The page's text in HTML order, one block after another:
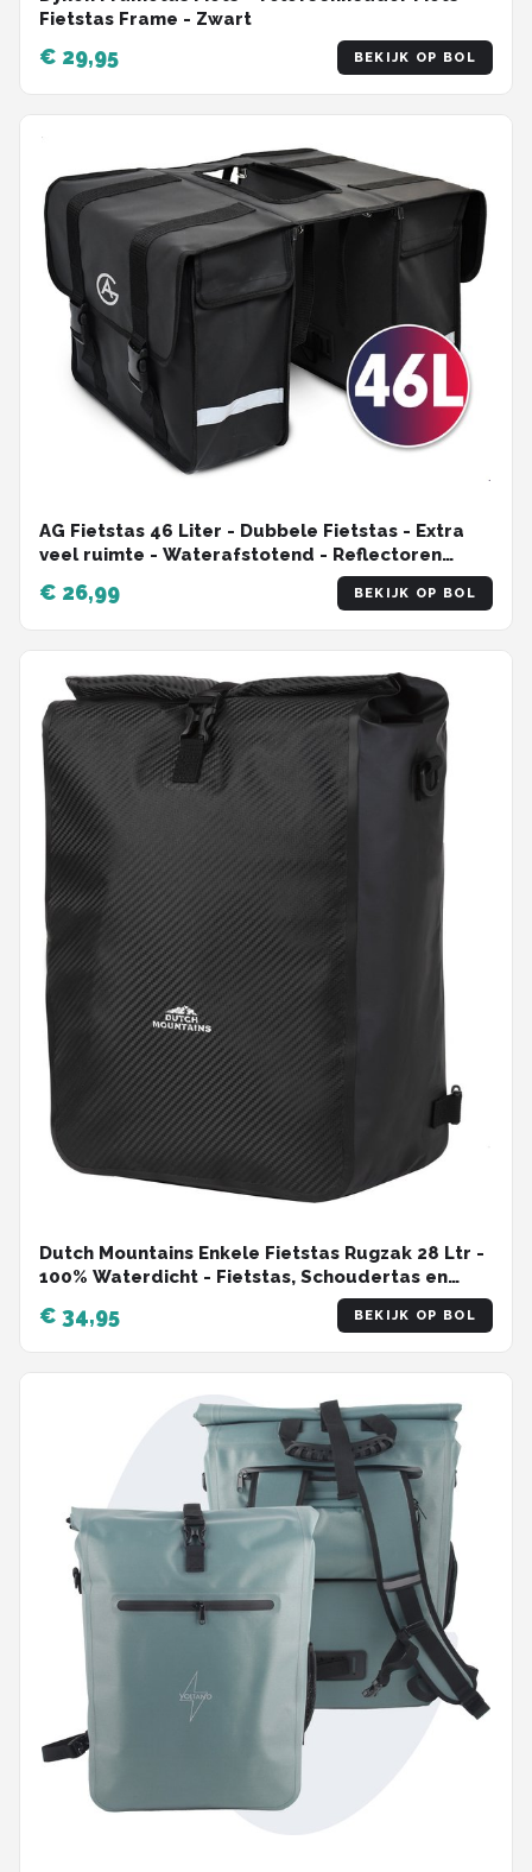
Fietstas Frame - Zwart
€ 29,95 BEKIJK OP BOL
AG Fietstas 46 Liter - Dubbele Fietstas - Extra
veel ruimte - Waterafstotend - Reflectoren
fietstassen - electrische fietsen - Zwart - dubbel
€ 26,99 BEKIJK OP BOL
Dutch Mountains Enkele Fietstas Rugzak 28 Ltr -
100% Waterdicht - Fietstas, Schoudertas en
€ 34,95 BEKIJK OP BOL